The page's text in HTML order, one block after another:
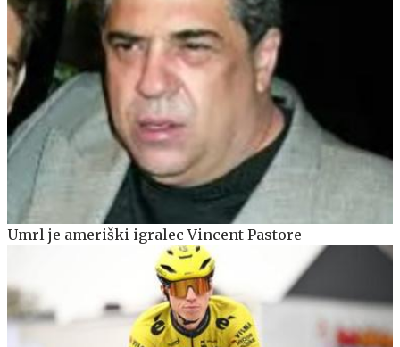
Umrl je ameriški igralec Vincent Pastore